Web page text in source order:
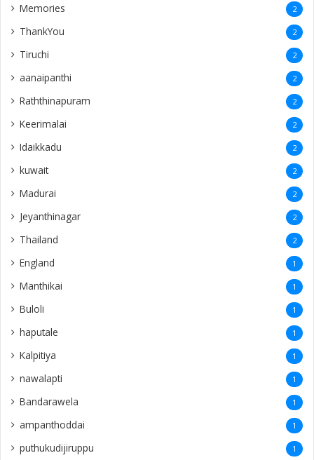
Memories 2
ThankYou 2
Tiruchi 2
aanaipanthi 2
Raththinapuram 2
Keerimalai 2
Idaikkadu 2
kuwait 2
Madurai 2
Jeyanthinagar 2
Thailand 2
England 1
Manthikai 1
Buloli 1
haputale 1
Kalpitiya 1
nawalapti 1
Bandarawela 1
ampanthoddai 1
puthukudijiruppu 1